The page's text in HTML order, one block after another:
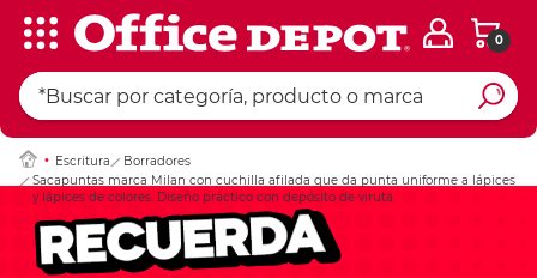
0
Escritura
Borradores
Sacapuntas marca Milan con cuchilla afilada que da punta uniforme a lápices
y lápices de colores. Diseño práctico con depósito de viruta.
Ingresar Codigo